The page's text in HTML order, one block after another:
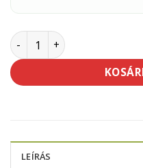
FESTA Üregelő (Rücsi)
LEÍRÁS